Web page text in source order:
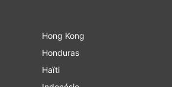
Hong Kong
Honduras
Haïti